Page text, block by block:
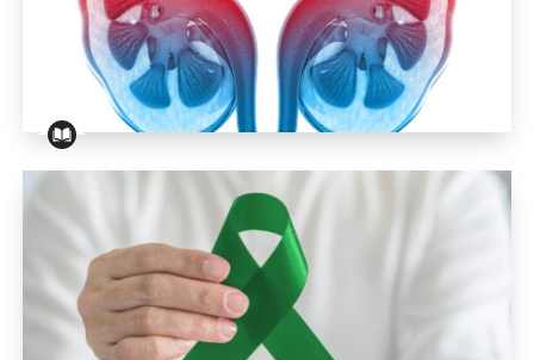
Transplantation rénale : tout savoir sur ce traitement